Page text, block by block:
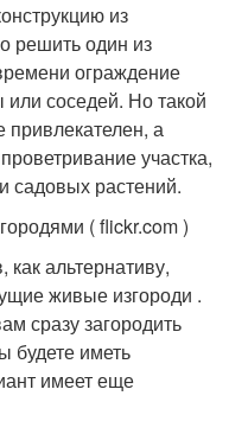
из
решить один из
ограждение
соседей. Но такой
привлекателен, а
участка,
садовых растений.
( flickr.com )
альтернативу,
живые изгороди .
сразу загородить
будете иметь
имеет еще